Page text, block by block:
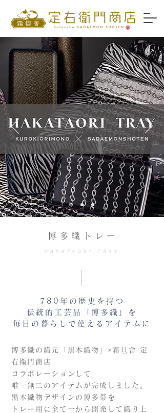
博多織トレー
HAKATAORI TRAY
780年の歴史を持つ
伝統的工芸品「博多織」を
​毎日の暮らしで使えるアイテムに
博多織の織元「黒木織物」×霜旦舎 定
右衛門商店
コラボレーションして
唯一無二のアイテムが完成しました。
黒木織物デザインの博多帯を
トレー用に全て一から開発して織り上